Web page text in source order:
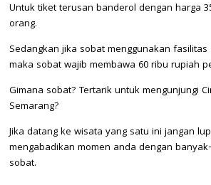
Untuk tiket terusan banderol dengan harga
orang.
Sedangkan jika sobat menggunakan
maka sobat wajib membawa 60 ribu rupiah
Gimana sobat? Tertarik untuk mengunjungi
Semarang?
Jika datang ke wisata yang satu ini jangan
mengabadikan momen anda dengan
sobat.